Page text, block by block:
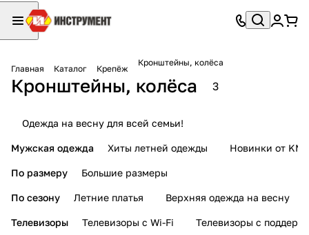
Главная Каталог Крепёж
Кронштейны, колёса
Кронштейны, колёса 3
Одежда на весну для всей семьи!
Мужская одежда Хиты летней одежды Новинки от KMI
По размеру Большие размеры
По сезону Летние платья Верхняя одежда на весну
Телевизоры Телевизоры с Wi-Fi Телевизоры с